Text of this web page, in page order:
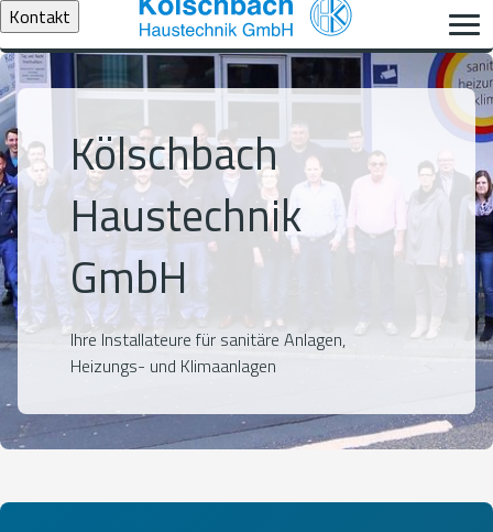
Kontakt
Kölschbach
Haustechnik
GmbH
Ihre Installateure für sanitäre Anlagen,
Heizungs- und Klimaanlagen